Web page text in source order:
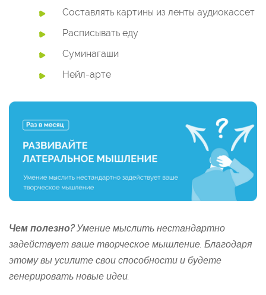
Составлять картины из ленты аудиокассет
Расписывать еду
Суминагаши
Нейл-арте
Чем полезно?Умение мыслить нестандартно
задействует ваше творческое мышление. Благодаря
этому вы усилите свои способности и будете
генерировать новые идеи.